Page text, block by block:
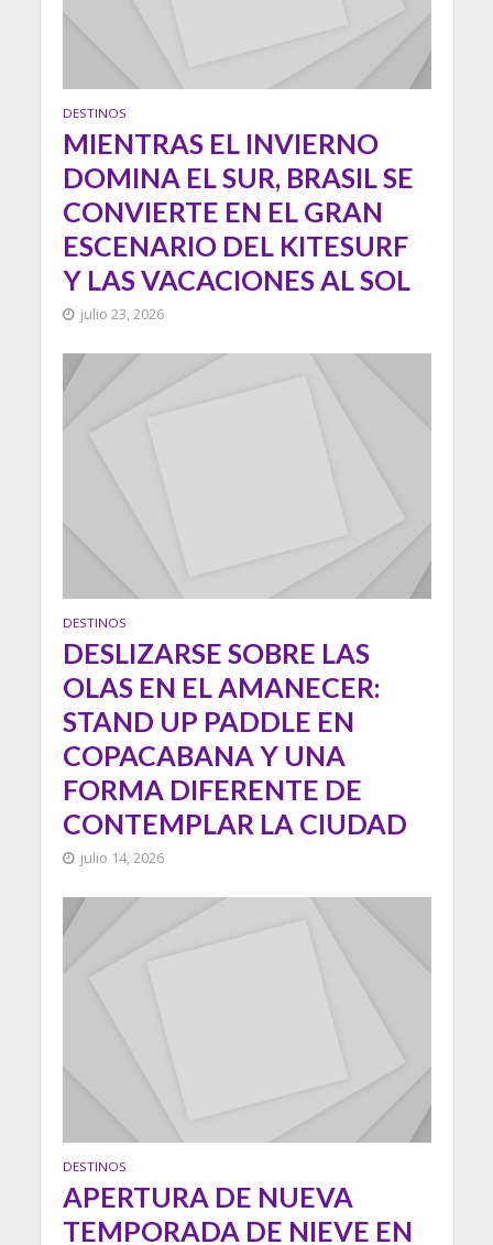
DESTINOS
MIENTRAS EL INVIERNO
DOMINA EL SUR, BRASIL SE
CONVIERTE EN EL GRAN
ESCENARIO DEL KITESURF
Y LAS VACACIONES AL SOL
julio 23, 2026
DESTINOS
DESLIZARSE SOBRE LAS
OLAS EN EL AMANECER:
STAND UP PADDLE EN
COPACABANA Y UNA
FORMA DIFERENTE DE
CONTEMPLAR LA CIUDAD
julio 14, 2026
DESTINOS
APERTURA DE NUEVA
TEMPORADA DE NIEVE EN